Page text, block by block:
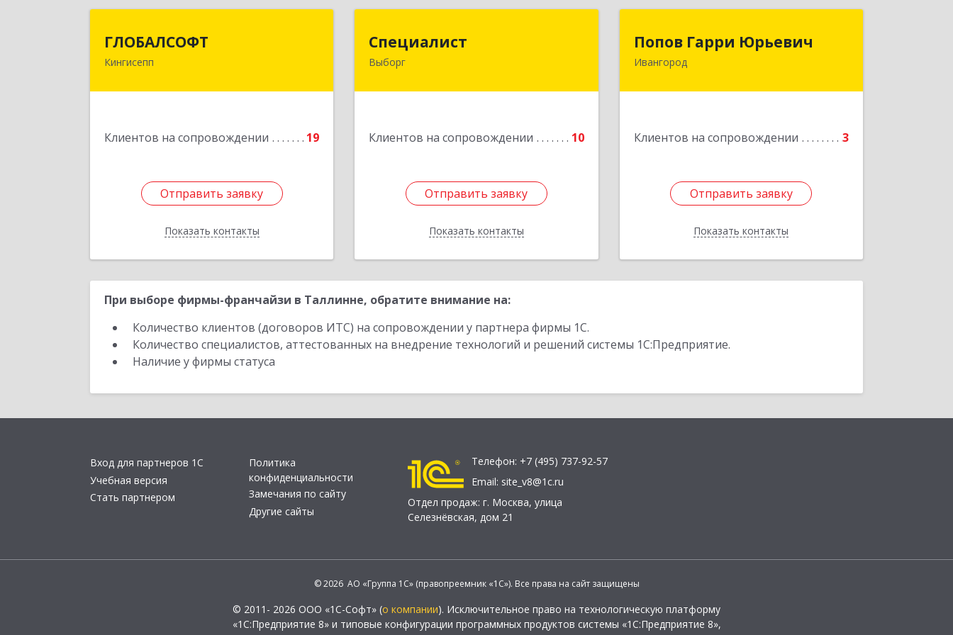
ГЛОБАЛСОФТ
Кингисепп
Клиентов на сопровождении 19
Отправить заявку
Показать контакты
Подробнее
Отправить заявку
Назад
Специалист
Выборг
Клиентов на сопровождении 10
Отправить заявку
Показать контакты
Подробнее
Отправить заявку
Назад
Попов Гарри Юрьевич
Ивангород
Клиентов на сопровождении 3
Отправить заявку
Показать контакты
Отправить заявку
Назад
При выборе фирмы-франчайзи в Таллинне, обратите внимание на:
Количество клиентов (договоров ИТС) на сопровождении у партнера фирмы 1С.
Количество специалистов, аттестованных на внедрение технологий и решений системы 1С:Предприятие.
Наличие у фирмы статуса
Вход для партнеров 1С
Учебная версия
Стать партнером
Политика
конфиденциальности
Замечания по сайту
Другие сайты
Телефон: +7 (495) 737-92-57
Email: site_v8@1c.ru
Отдел продаж: г. Москва, улица
Селезнёвская, дом 21
© 2026 АО «Группа 1С» (правопреемник «1С»). Все права на сайт защищены
© 2011- 2026 ООО «1С-Софт» (о компании). Исключительное право на технологическую платформу
«1С:Предприятие 8» и типовые конфигурации программных продуктов системы «1С:Предприятие 8»,